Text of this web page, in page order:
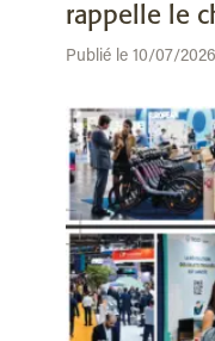
rappelle le
Publié le 10/07/